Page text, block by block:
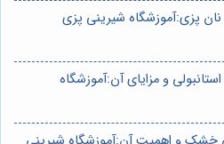
پزی:آموزشگاه شیرینی پزی
و مزایای آن:آموزشگاه